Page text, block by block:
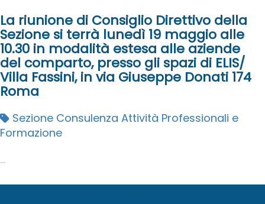
La riunione di Consiglio Direttivo della
Sezione si terrà lunedì 19 maggio alle
10.30 in modalità estesa alle aziende
del comparto, presso gli spazi di ELIS/
Villa Fassini, in via Giuseppe Donati 174
Roma
Sezione Consulenza Attività Professionali e
Formazione
...